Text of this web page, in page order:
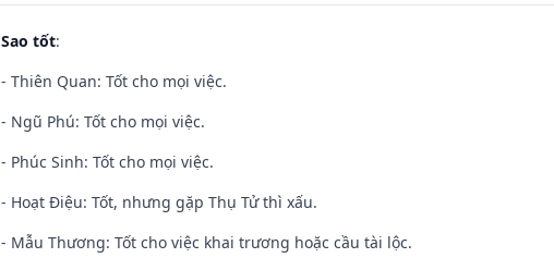
Sao tốt:
- Thiên Quan: Tốt cho mọi việc.
- Ngũ Phú: Tốt cho mọi việc.
- Phúc Sinh: Tốt cho mọi việc.
- Hoạt Điệu: Tốt, nhưng gặp Thụ Tử thì xấu.
- Mẫu Thương: Tốt cho việc khai trương hoặc cầu tài lộc.